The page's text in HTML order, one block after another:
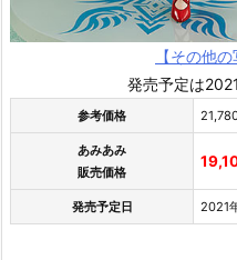
【その他
発売予定は
参考価格
あみあみ
販売価格
発売予定日 2021